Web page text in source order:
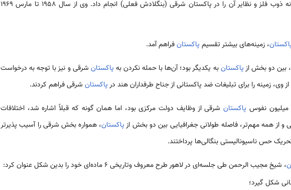
هیدروالکتریک، کارخانه کودشیمیایی، کارخانه ذوب فلز و نظایر آن را در پاکستان شرقی (بنگلادش فعلی) انجام داد. وی از سال 1958 تا مارس 1969
، زمینه‌های بیشتر تقسیم پاکستانفراهم آمد.
بین دو بخش ازپاکستانبه یکدیگر بود؛ آن‌ها با حمله نکردن به پاکستان شرقی و نیز با توجه به درخواست
زمینه را برای تبلیغات ضد پاکستانی از جناح طرفداران هند درپاکستان شرقی فراهم کردند.
پاکستانشرقی از وظایف دولت مرکزی بود، اما همان گونه که قبلاً اشاره شد، اختلافات
و از همه مهم‌تر، فاصله طولانی جغرافیایی بین دو بخش ازپاکستان، همواره بخش شرقی را آسیب پذیر‌تر
حس ناسیونالیستی بنگالی‌ها پرداختند.
، شیخ مجیب الرحمن طی جلسه‌ای در لاهور طرح معروف وتاریخی 6 ماده‌ای خود را بدین شکل عنوان کرد:
شکل گیرد؛